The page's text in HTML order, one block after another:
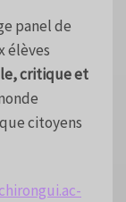
panel de
élèves
critique et
citoyens